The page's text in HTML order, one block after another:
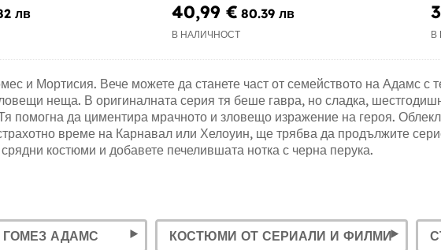
лв 40,99 € 80.39 лв
В НАЛИЧНОСТ В
и Мортисия. Вече можете да станете част от семейството на Адамс с
неща. В оригиналната серия тя беше гавра, но сладка,
да циментира мрачното и зловещо изражение на героя.
време на Карнавал или Хелоуин, ще трябва да продължите
костюми и добавете печелившата нотка с черна перука.
АДАМС КОСТЮМИ ОТ СЕРИАЛИ И ФИЛМИ